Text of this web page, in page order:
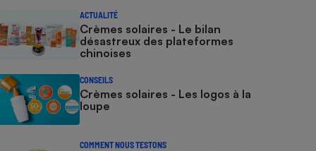
ACTUALITÉ
Crèmes solaires - Le bilan
désastreux des plateformes
chinoises
CONSEILS
Crèmes solaires - Les logos à la
loupe
COMMENT NOUS TESTONS